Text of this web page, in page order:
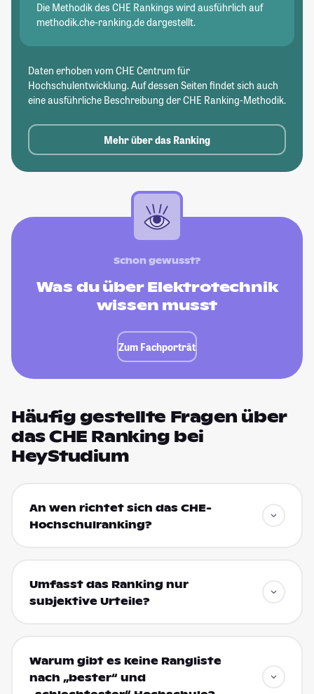
Die Methodik des CHE Rankings wird ausführlich auf
methodik.che-ranking.de dargestellt.
Daten erhoben vom CHE Centrum für
Hochschulentwicklung. Auf dessen Seiten findet sich auch
eine ausführliche Beschreibung der CHE Ranking-Methodik.
Mehr über das Ranking
Schon gewusst?
Was du über Elektrotechnik
wissen musst
Zum Fachporträt
Häufig gestellte Fragen über
das CHE Ranking bei
HeyStudium
An wen richtet sich das CHE-
Hochschulranking?
Umfasst das Ranking nur
subjektive Urteile?
Warum gibt es keine Rangliste
nach „bester“ und